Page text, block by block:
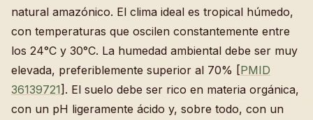
natural amazónico. El clima ideal es tropical húmedo,
con temperaturas que oscilen constantemente entre
los 24°C y 30°C. La humedad ambiental debe ser muy
elevada, preferiblemente superior al 70% [PMID
36139721]. El suelo debe ser rico en materia orgánica,
con un pH ligeramente ácido y, sobre todo, con un